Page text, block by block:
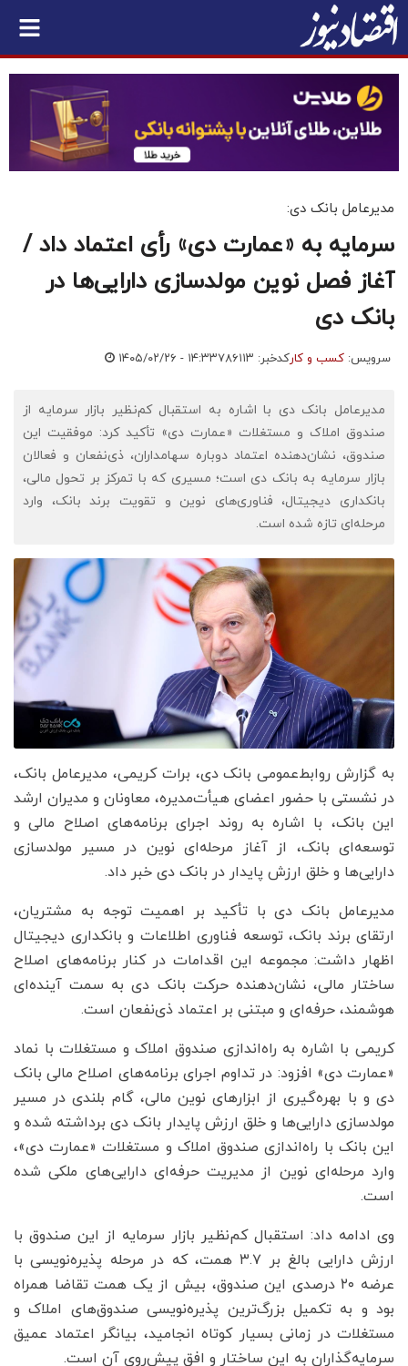
مدیرعامل بانک دی:
سرمایه به «عمارت دی» رأی اعتماد داد /
آغاز فصل نوین مولدسازی دارایی‌ها در
بانک دی
سرویس: کسب و کارکدخبر: ۷۸۶۱۱۳ ۱۴۰۵/۰۲/۲۶ - ۱۴:۳۳
مدیرعامل بانک دی با اشاره به استقبال کم‌نظیر بازار سرمایه از
صندوق املاک و مستغلات «عمارت دی» تأکید کرد: موفقیت این
صندوق، نشان‌دهنده اعتماد دوباره سهامداران، ذی‌نفعان و فعالان
بازار سرمایه به بانک دی است؛ مسیری که با تمرکز بر تحول مالی،
بانکداری دیجیتال، فناوری‌های نوین و تقویت برند بانک، وارد
مرحله‌ای تازه شده است.
به گزارش روابط‌عمومی بانک دی، برات کریمی، مدیرعامل بانک،
در نشستی با حضور اعضای هیأت‌مدیره، معاونان و مدیران ارشد
این بانک، با اشاره به روند اجرای برنامه‌های اصلاح مالی و
توسعه‌ای بانک، از آغاز مرحله‌ای نوین در مسیر مولدسازی
دارایی‌ها و خلق ارزش پایدار در بانک دی خبر داد.
مدیرعامل بانک دی با تأکید بر اهمیت توجه به مشتریان،
ارتقای برند بانک، توسعه فناوری اطلاعات و بانکداری دیجیتال
اظهار داشت: مجموعه این اقدامات در کنار برنامه‌های اصلاح
ساختار مالی، نشان‌دهنده حرکت بانک دی به سمت آینده‌ای
هوشمند، حرفه‌ای و مبتنی بر اعتماد ذی‌نفعان است.
کریمی با اشاره به راه‌اندازی صندوق املاک و مستغلات با نماد
«عمارت دی» افزود: در تداوم اجرای برنامه‌های اصلاح مالی بانک
دی و با بهره‌گیری از ابزارهای نوین مالی، گام بلندی در مسیر
مولدسازی دارایی‌ها و خلق ارزش پایدار بانک دی برداشته شده و
این بانک با راه‌اندازی صندوق املاک و مستغلات «عمارت دی»،
وارد مرحله‌ای نوین از مدیریت حرفه‌ای دارایی‌های ملکی شده
است.
وی ادامه داد: استقبال کم‌نظیر بازار سرمایه از این صندوق با
ارزش دارایی بالغ بر ۳.۷ همت، که در مرحله پذیره‌نویسی با
عرضه ۲۰ درصدی این صندوق، بیش از یک همت تقاضا همراه
بود و به تکمیل بزرگ‌ترین پذیره‌نویسی صندوق‌های املاک و
مستغلات در زمانی بسیار کوتاه انجامید، بیانگر اعتماد عمیق
سرمایه‌گذاران به این ساختار و افق پیش‌روی آن است.